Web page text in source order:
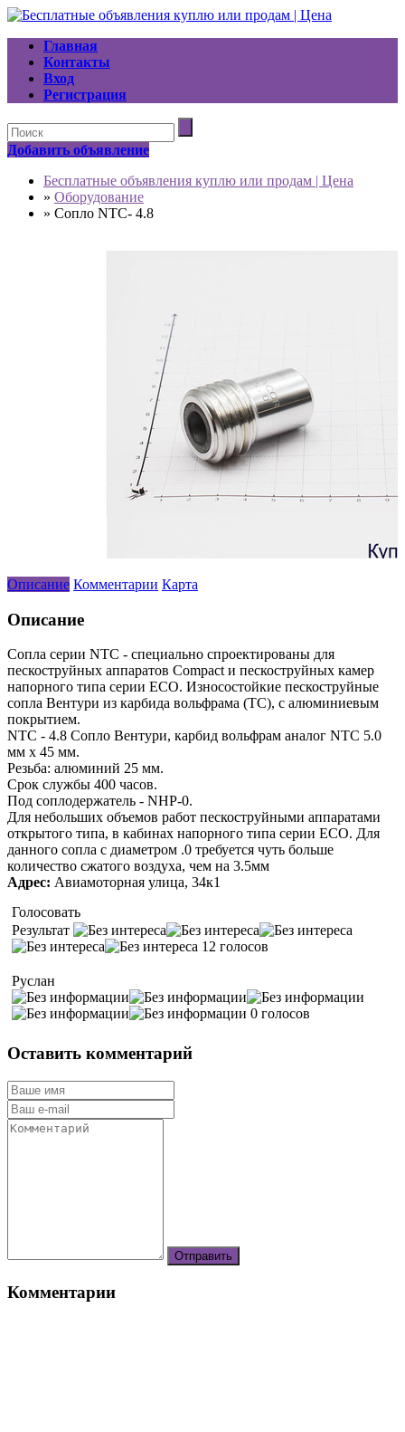
Главная
Контакты
Вход
Регистрация
Добавить объявление
Бесплатные объявления куплю или продам | Цена
» Оборудование
» Сопло NTC- 4.8
Описание Комментарии Карта
Описание
Сопла серии NTC - специально спроектированы для
пескоструйных аппаратов Compact и пескоструйных камер
напорного типа серии ECO. Износостойкие пескоструйные
сопла Вентури из карбида вольфрама (TC), с алюминиевым
покрытием.
NTC - 4.8 Сопло Вентури, карбид вольфрам аналог NTC 5.0
мм х 45 мм.
Резьба: алюминий 25 мм.
Срок службы 400 часов.
Под соплодержатель - NHP-0.
Для небольших объемов работ пескоструйными аппаратами
открытого типа, в кабинах напорного типа серии ECO. Для
данного сопла с диаметром .0 требуется чуть больше
количество сжатого воздуха, чем на 3.5мм
Адрес: Авиамоторная улица, 34к1
Голосовать
Результат
12 голосов
Руслан
0 голосов
Оставить комментарий
Комментарии